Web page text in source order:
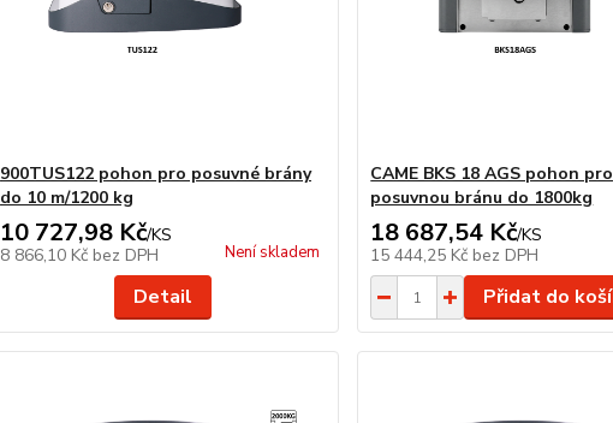
900TUS122 pohon pro posuvné brány
do 10 m/1200 kg
10 727,98 Kč/KS
8 866,10 Kč bez DPH Není skladem
Detail
CAME BKS 18 AGS pohon pro
posuvnou bránu do 1800kg
18 687,54 Kč/KS
15 444,25 Kč bez DPH
Přidat do